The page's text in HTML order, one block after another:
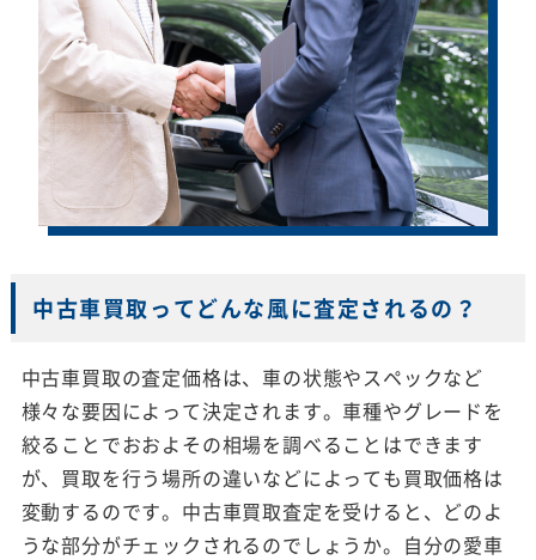
中古車買取ってどんな風に査定されるの？
中古車買取の査定価格は、車の状態やスペックなど
様々な要因によって決定されます。車種やグレードを
絞ることでおおよその相場を調べることはできます
が、買取を行う場所の違いなどによっても買取価格は
変動するのです。中古車買取査定を受けると、どのよ
うな部分がチェックされるのでしょうか。自分の愛車